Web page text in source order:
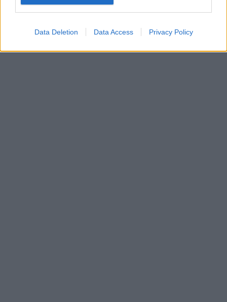
Data Deletion Data Access Privacy Policy